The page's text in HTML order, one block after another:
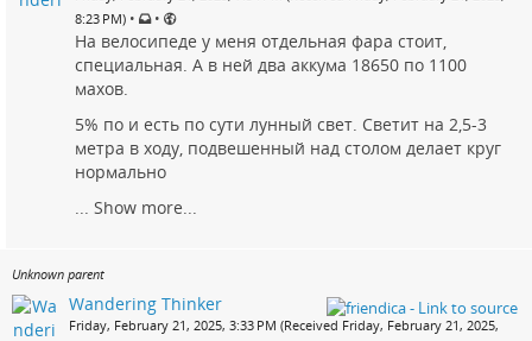
8:23 PM) • •
На велосипеде у меня отдельная фара стоит,
специальная. А в ней два аккума 18650 по 1100
махов.
5% по и есть по сути лунный свет. Светит на 2,5-3
метра в ходу, подвешенный над столом делает круг
нормально
Show more...
Unknown parent
Wandering Thinker
Friday, February 21, 2025, 3:33 PM (Received Friday, February 21, 2025,